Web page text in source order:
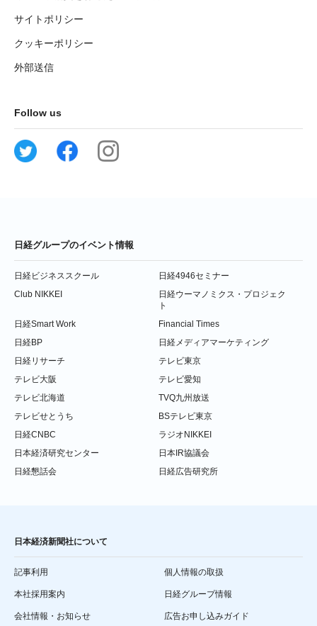
サイトポリシー
クッキーポリシー
外部送信
Follow us
日経グループのイベント情報
日経ビジネススクール
日経4946セミナー
Club NIKKEI
日経ウーマノミクス・プロジェク
ト
日経Smart Work
Financial Times
日経BP
日経メディアマーケティング
日経リサーチ
テレビ東京
テレビ大阪
テレビ愛知
テレビ北海道
TVQ九州放送
テレビせとうち
BSテレビ東京
日経CNBC
ラジオNIKKEI
日本経済研究センター
日本IR協議会
日経懇話会
日経広告研究所
日本経済新聞社について
記事利用 個人情報の取扱
本社採用案内 日経グループ情報
会社情報・お知らせ 広告お申し込みガイド